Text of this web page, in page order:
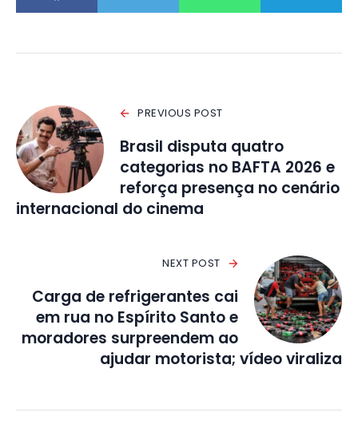
PREVIOUS POST
Brasil disputa quatro
categorias no BAFTA 2026 e
reforça presença no cenário
internacional do cinema
NEXT POST
Carga de refrigerantes cai
em rua no Espírito Santo e
moradores surpreendem ao
ajudar motorista; vídeo viraliza